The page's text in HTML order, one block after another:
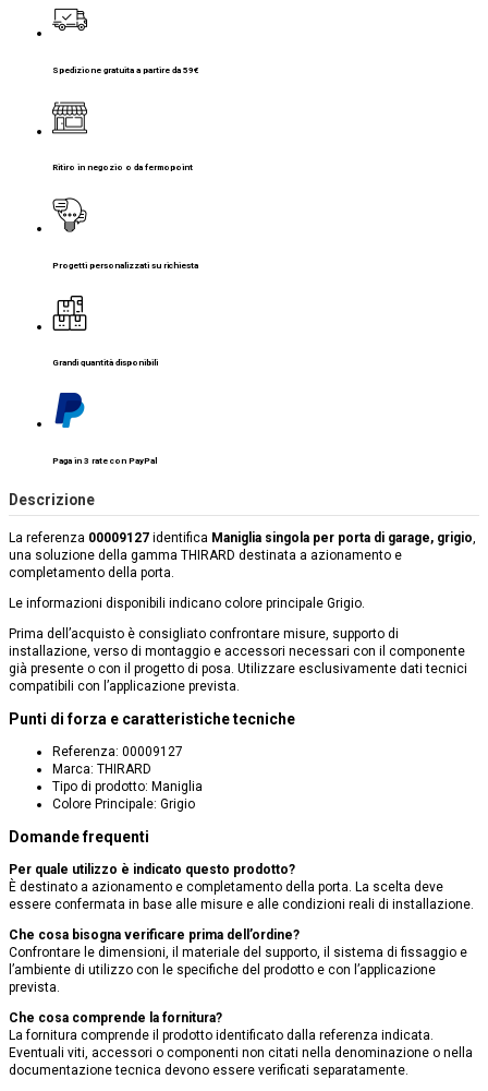
Spedizione gratuita a partire da 59€
Ritiro in negozio o da fermopoint
Progetti personalizzati su richiesta
Grandi quantità disponibili
Paga in 3 rate con PayPal
Descrizione
La referenza 00009127 identifica Maniglia singola per porta di garage, grigio,
una soluzione della gamma THIRARD destinata a azionamento e
completamento della porta.
Le informazioni disponibili indicano colore principale Grigio.
Prima dell’acquisto è consigliato confrontare misure, supporto di
installazione, verso di montaggio e accessori necessari con il componente
già presente o con il progetto di posa. Utilizzare esclusivamente dati tecnici
compatibili con l’applicazione prevista.
Punti di forza e caratteristiche tecniche
Referenza: 00009127
Marca: THIRARD
Tipo di prodotto: Maniglia
Colore Principale: Grigio
Domande frequenti
Per quale utilizzo è indicato questo prodotto?
È destinato a azionamento e completamento della porta. La scelta deve
essere confermata in base alle misure e alle condizioni reali di installazione.
Che cosa bisogna verificare prima dell’ordine?
Confrontare le dimensioni, il materiale del supporto, il sistema di fissaggio e
l’ambiente di utilizzo con le specifiche del prodotto e con l’applicazione
prevista.
Che cosa comprende la fornitura?
La fornitura comprende il prodotto identificato dalla referenza indicata.
Eventuali viti, accessori o componenti non citati nella denominazione o nella
documentazione tecnica devono essere verificati separatamente.